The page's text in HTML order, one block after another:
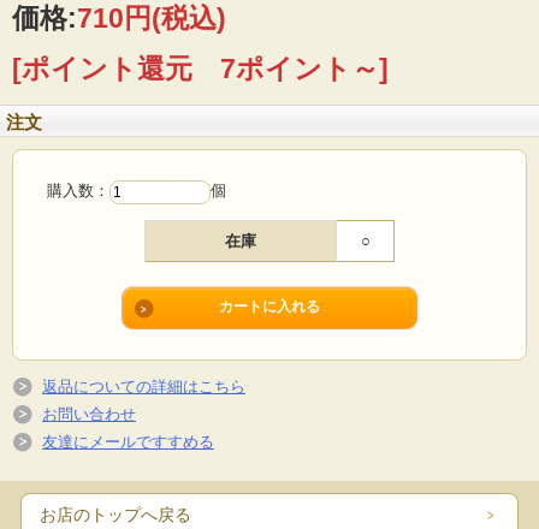
価格:710円(税込)
[ポイント還元 7ポイント～]
注文
購入数： 個
在庫 ○
返品についての詳細はこちら
お問い合わせ
友達にメールですすめる
お店のトップへ戻る